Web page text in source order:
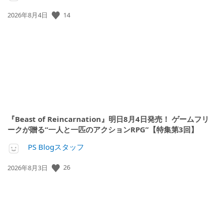
公
2026年8月4日 14
『Beast of Reincarnation』明日8月4日発売！ ゲームフリ
ークが贈る“一人と一匹のアクションRPG”【特集第3回】
PS Blogスタッフ
公
2026年8月3日 26